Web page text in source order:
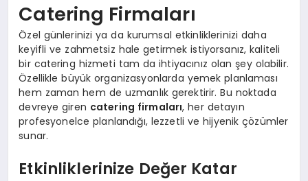
Catering Firmaları
Özel günlerinizi ya da kurumsal etkinliklerinizi daha
keyifli ve zahmetsiz hale getirmek istiyorsanız, kaliteli
bir catering hizmeti tam da ihtiyacınız olan şey olabilir.
Özellikle büyük organizasyonlarda yemek planlaması
hem zaman hem de uzmanlık gerektirir. Bu noktada
devreye giren catering firmaları, her detayın
profesyonelce planlandığı, lezzetli ve hijyenik çözümler
sunar.
Etkinliklerinize Değer Katar